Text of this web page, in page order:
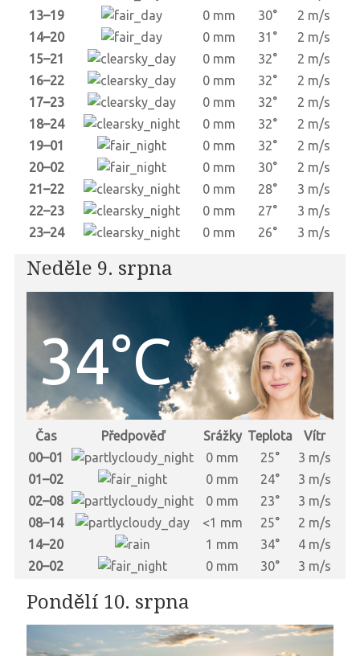
13–19
0 mm 30°
2 m/s
14–20
0 mm 31°
2 m/s
15–21
0 mm 32°
2 m/s
16–22
0 mm 32°
2 m/s
17–23
0 mm 32°
2 m/s
18–24
0 mm 32°
2 m/s
19–01
0 mm 32°
2 m/s
20–02
0 mm 30°
2 m/s
21–22
0 mm 28°
3 m/s
22–23
0 mm 27°
3 m/s
23–24
0 mm 26° 3 m/s
Neděle 9. srpna
34°C
Čas Předpověď Srážky Teplota
Vítr
00–01
0 mm 25°
3 m/s
01–02
0 mm 24°
3 m/s
02–08
0 mm 23°
3 m/s
08–14
<1 mm 25°
2 m/s
14–20
1 mm 34°
4 m/s
20–02
0 mm 30° 3 m/s
Pondělí 10. srpna